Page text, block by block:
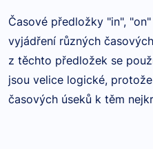
Časové předložky "in",
vyjádření různých
z těchto předložek se
jsou velice logické,
časových úseků k těm